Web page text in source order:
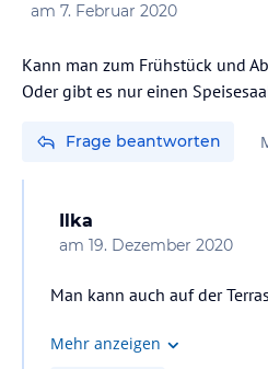
am 7. Februar 2020
Kann man zum Frühstück und
Frage beantworten
Ilka
am 19. Dezember 2020
Man kann auch auf der
Mehr anzeigen